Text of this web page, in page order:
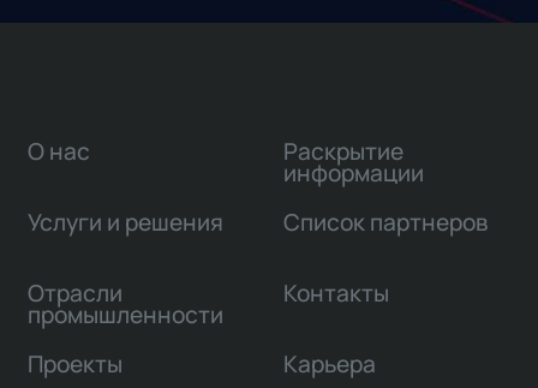
О нас
Услуги и решения
Отрасли
промышленности
Проекты
Раскрытие
информации
Список партнеров
Контакты
Карьера